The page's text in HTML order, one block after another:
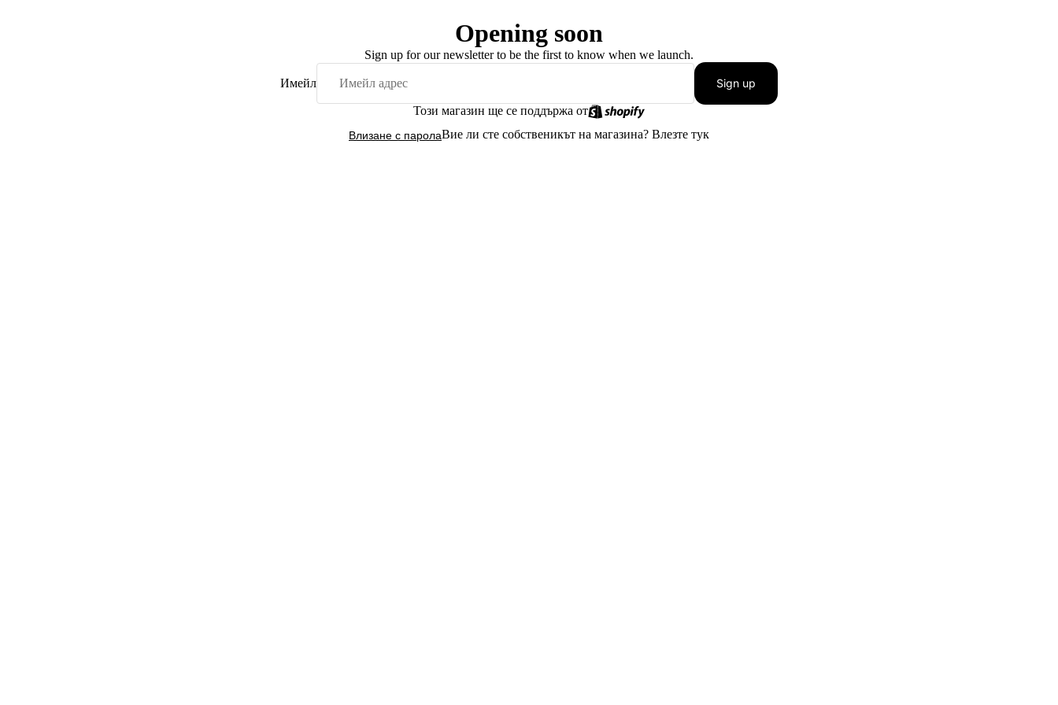
Opening soon
Sign up for our newsletter to be the first to know when we launch.
Имейл Sign up
Този магазин ще се поддържа от
Влизане с паролаВие ли сте собственикът на магазина? Влезте тук